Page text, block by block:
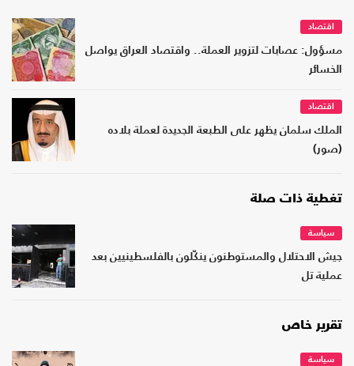
اقتصاد
مسؤول: عصابات لتزوير العملة.. واقتصاد العراق يواصل
الخسائر
اقتصاد
الملك سلمان يظهر على الطبعة الجديدة لعملة بلاده
(صور)
تغطية ذات صلة
سياسة
جيش الاحتلال والمستوطنون ينكّلون بالفلسطينيين بعد
عملية تل
تقرير خاص
سياسة